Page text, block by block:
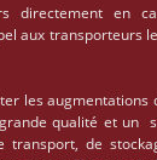
directement en
aux transporteurs
les augmentations
qualité et un
de